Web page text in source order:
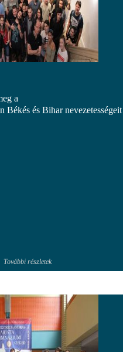
a
Békés és Bihar nevezetességeit
További részletek